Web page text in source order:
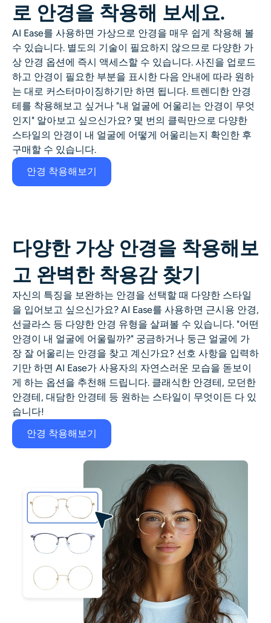
AI 얼굴 사진 생성기
여권 사진 메이커
비디오 도구
비디오 효과
비디오 인핸서
영상 워터마크 제거기
로 안경을 착용해 보세요.
AI Ease를 사용하면 가상으로 안경을 매우 쉽게 착용해 볼
수 있습니다. 별도의 기술이 필요하지 않으므로 다양한 가
상 안경 옵션에 즉시 액세스할 수 있습니다. 사진을 업로드
하고 안경이 필요한 부분을 표시한 다음 안내에 따라 원하
는 대로 커스터마이징하기만 하면 됩니다. 트렌디한 안경
테를 착용해보고 싶거나 "내 얼굴에 어울리는 안경이 무엇
인지" 알아보고 싶으신가요? 몇 번의 클릭만으로 다양한
스타일의 안경이 내 얼굴에 어떻게 어울리는지 확인한 후
구매할 수 있습니다.
안경 착용해보기
다양한 가상 안경을 착용해보
고 완벽한 착용감 찾기
자신의 특징을 보완하는 안경을 선택할 때 다양한 스타일
을 입어보고 싶으신가요? AI Ease를 사용하면 근시용 안경,
선글라스 등 다양한 안경 유형을 살펴볼 수 있습니다. "어떤
안경이 내 얼굴에 어울릴까?" 궁금하거나 둥근 얼굴에 가
장 잘 어울리는 안경을 찾고 계신가요? 선호 사항을 입력하
기만 하면 AI Ease가 사용자의 자연스러운 모습을 돋보이
게 하는 옵션을 추천해 드립니다. 클래식한 안경테, 모던한
안경테, 대담한 안경테 등 원하는 스타일이 무엇이든 다 있
습니다!
안경 착용해보기